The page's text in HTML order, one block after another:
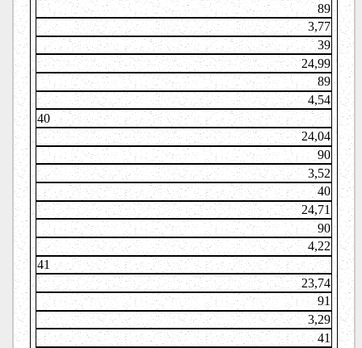
89
3,77
39
24,99
89
4,54
40
24,04
90
3,52
40
24,71
90
4,22
41
23,74
91
3,29
41